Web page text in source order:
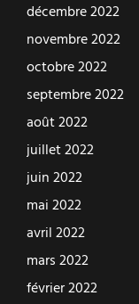
décembre 2022
novembre 2022
octobre 2022
septembre 2022
août 2022
juillet 2022
juin 2022
mai 2022
avril 2022
mars 2022
février 2022